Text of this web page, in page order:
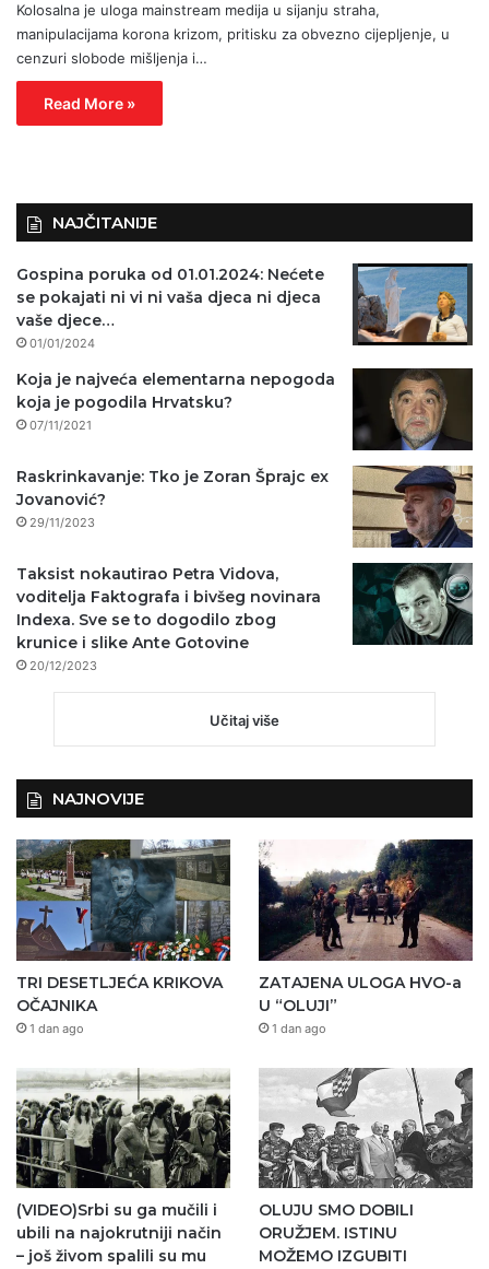
Kolosalna je uloga mainstream medija u sijanju straha,
manipulacijama korona krizom, pritisku za obvezno cijepljenje, u
cenzuri slobode mišljenja i…
Read More »
NAJČITANIJE
Gospina poruka od 01.01.2024: Nećete
se pokajati ni vi ni vaša djeca ni djeca
vaše djece…
01/01/2024
Koja je najveća elementarna nepogoda
koja je pogodila Hrvatsku?
07/11/2021
Raskrinkavanje: Tko je Zoran Šprajc ex
Jovanović?
29/11/2023
Taksist nokautirao Petra Vidova,
voditelja Faktografa i bivšeg novinara
Indexa. Sve se to dogodilo zbog
krunice i slike Ante Gotovine
20/12/2023
Učitaj više
NAJNOVIJE
TRI DESETLJEĆA KRIKOVA
OČAJNIKA
1 dan ago
ZATAJENA ULOGA HVO-a
U “OLUJI”
1 dan ago
(VIDEO)Srbi su ga mučili i
ubili na najokrutniji način
– još živom spalili su mu
OLUJU SMO DOBILI
ORUŽJEM. ISTINU
MOŽEMO IZGUBITI